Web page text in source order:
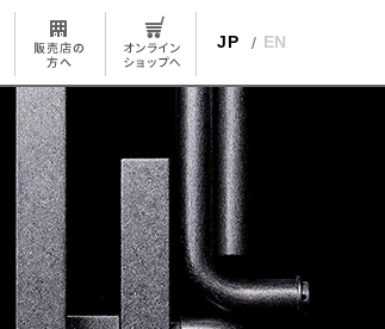
JP EN